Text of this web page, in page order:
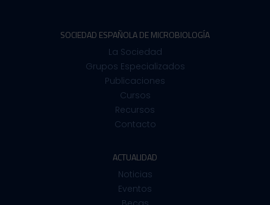
SOCIEDAD ESPAÑOLA DE MICROBIOLOGÍA
La Sociedad
Grupos Especializados
Publicaciones
Cursos
Recursos
Contacto
ACTUALIDAD
Noticias
Eventos